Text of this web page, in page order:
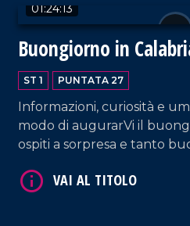
01:24:13
Buongiorno in
ST 1 PUNTATA 27
Informazioni, curiosità e
modo di augurarVi il
ospiti a sorpresa e tanto
VAI AL TITOLO
VAI AL TITOLO